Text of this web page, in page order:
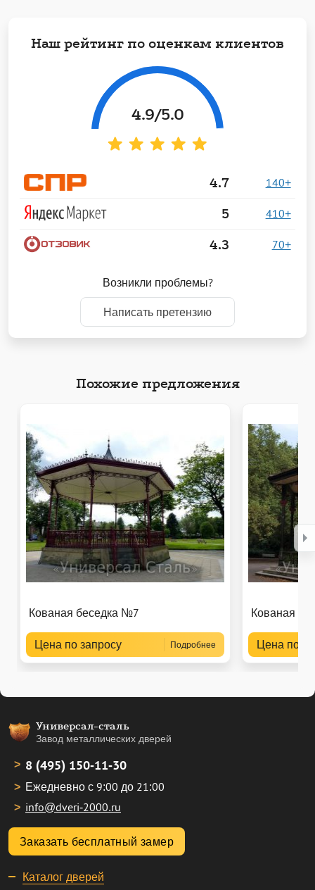
Наш рейтинг по оценкам клиентов
4.9/5.0
4.7 140+
5 410+
4.3 70+
Возникли проблемы?
Написать претензию
Похожие предложения
Кованая беседка №7
Цена по запросу Подробнее
Кованая
Цена по
Универсал-сталь
Завод металлических дверей
Каталог дверей
8 (495) 150-11-30
Ежедневно с 9:00 до 21:00
info@dveri-2000.ru
Заказать бесплатный замер